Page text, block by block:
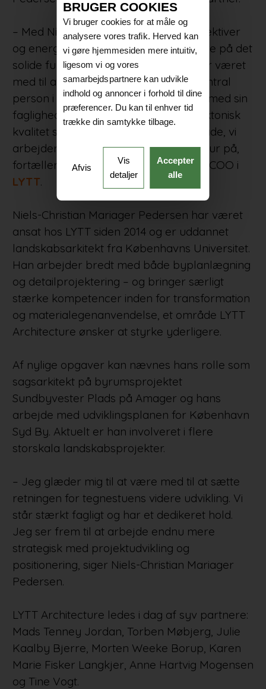
– Med Niels-Christian får vi nye perspektiver
og energi i ledelsen, som bygger videre på det
solide fundament, Jacob i høj grad har været
med til at skabe. Han har været en central
person i tegnestuens udvikling og har med sin
faglighed, dedikation og blik for arkitektonisk
kvalitet sat et stærkt aftryk på den måde, vi
arbejder og tænker landskabsarkitektur på,
fortæller Torben Møbjerg, partner og COO i
LYTT.
Niels-Christian Mariager Pedersen har været
ansat hos LYTT siden 2014 og er uddannet
landskabsarkitekt fra Københavns Universitet.
Han arbejder bredt med både byplanlægning
og detailprojektering – og bringer særligt
stærke kompetencer inden for transformation
og materialegenanvendelse, et område LYTT
Architecture ønsker at styrke yderligere.
Af nylige opgaver kan nævnes hans rolle som
sagsarkitekt på byrumsprojektet
Sundbyvester Plads på Amager og hans
arbejde med udviklingsplanen for København
Syd By. Aktuelt er han involveret i flere
storskala landskabsprojekter.
– Jeg glæder mig til at være med til at sætte
retningen for tegnestuens videre udvikling. Vi
står stærkt fagligt og har et dedikeret hold.
Jeg ser frem til at arbejde endnu mere
strategisk med projektudvikling og
positionering, siger Niels-Christian Mariager
Pedersen.
LYTT Architecture ledes i dag af syv partnere:
Mads Tenney Jordan, Torben Møbjerg, Julie
Kaalby Bjerre, Morten Weeke Borup, Karen
Marie Fisker Langkjer, Anne Hartvig Mogensen
og Tine Vogt.
BRUGER COOKIES
Vi bruger cookies for at måle og
analysere vores trafik. Herved kan
vi gøre hjemmesiden mere intuitiv,
ligesom vi og vores
samarbejdspartnere kan udvikle
indhold og annoncer i forhold til dine
præferencer. Du kan til enhver tid
trække din samtykke tilbage.
Afvis
Vis
detaljer
Accepter
alle